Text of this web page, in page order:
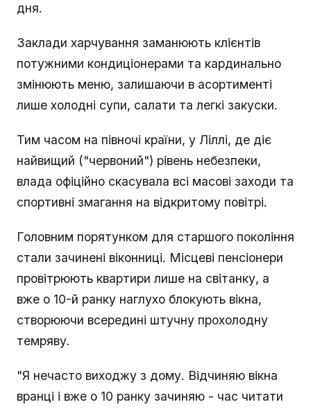
дня.
Заклади харчування заманюють клієнтів
потужними кондиціонерами та кардинально
змінюють меню, залишаючи в асортименті
лише холодні супи, салати та легкі закуски.
Тим часом на півночі країни, у Ліллі, де діє
найвищий ("червоний") рівень небезпеки,
влада офіційно скасувала всі масові заходи та
спортивні змагання на відкритому повітрі.
Головним порятунком для старшого покоління
стали зачинені віконниці. Місцеві пенсіонери
провітрюють квартири лише на світанку, а
вже о 10-й ранку наглухо блокують вікна,
створюючи всередині штучну прохолодну
темряву.
"Я нечасто виходжу з дому. Відчиняю вікна
вранці і вже о 10 ранку зачиняю - час читати